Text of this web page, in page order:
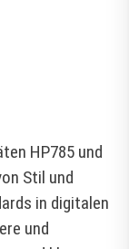
HP785 und
Stil und
in digitalen
und